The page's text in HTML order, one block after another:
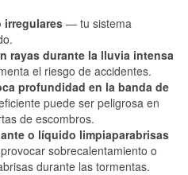
irregulares — tu sistema
rayas durante la lluvia intensa
el riesgo de accidentes.
profundidad en la banda de
puede ser peligrosa en
de escombros.
o líquido limpiaparabrisas
sobrecalentamiento o
durante las tormentas.